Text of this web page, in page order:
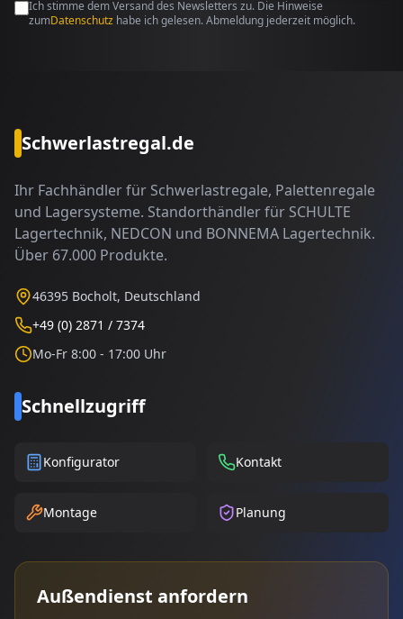
Ich stimme dem Versand des Newsletters zu. Die Hinweise
zumDatenschutz habe ich gelesen. Abmeldung jederzeit möglich.
Schwerlastregal.de
Ihr Fachhändler für Schwerlastregale, Palettenregale
und Lagersysteme. Standorthändler für SCHULTE
Lagertechnik, NEDCON und BONNEMA Lagertechnik.
Über 67.000 Produkte.
46395 Bocholt, Deutschland
+49 (0) 2871 / 7374
Mo-Fr 8:00 - 17:00 Uhr
Schnellzugriff
Konfigurator Kontakt
Montage Planung
Außendienst anfordern